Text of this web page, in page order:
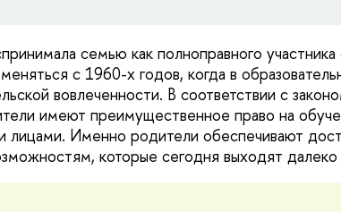
семью как полноправного участника
с 1960-х годов, когда в
вовлеченности. В соответствии с
имеют преимущественное право на
лицами. Именно родители обеспечивают
которые сегодня выходят